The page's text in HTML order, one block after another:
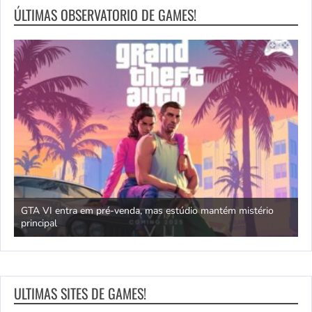
ÚLTIMAS OBSERVATORIO DE GAMES!
GTA VI entra em pré-venda, mas estúdio mantém mistério
principal
ULTIMAS SITES DE GAMES!